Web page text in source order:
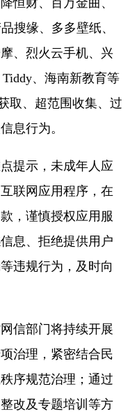
恒财、百万金曲、
搜缘、多多壁纸、
、烈火云手机、兴
、海南新教育等
取、超范围收集、过
息行为。
提示，未成年人应
联网应用程序，在
，谨慎授权应用服
息、拒绝提供用户
违规行为，及时向
信部门将持续开展
治理，紧密结合民
序规范治理；通过
改及专题培训等方